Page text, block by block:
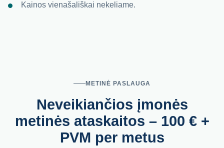
Kainos vienašališkai nekeliame.
METINĖ PASLAUGA
Neveikiančios įmonės
metinės ataskaitos – 100 € +
PVM per metus